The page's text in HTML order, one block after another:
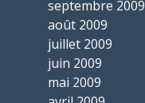
septembre 2009
août 2009
juillet 2009
juin 2009
mai 2009